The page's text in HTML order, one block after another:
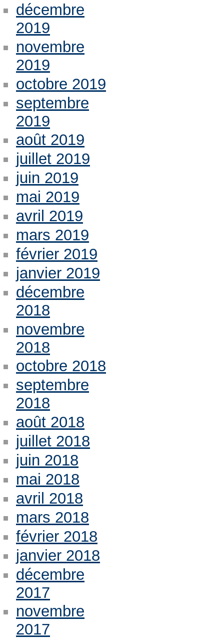
décembre
2019
novembre
2019
octobre 2019
septembre
2019
août 2019
juillet 2019
juin 2019
mai 2019
avril 2019
mars 2019
février 2019
janvier 2019
décembre
2018
novembre
2018
octobre 2018
septembre
2018
août 2018
juillet 2018
juin 2018
mai 2018
avril 2018
mars 2018
février 2018
janvier 2018
décembre
2017
novembre
2017